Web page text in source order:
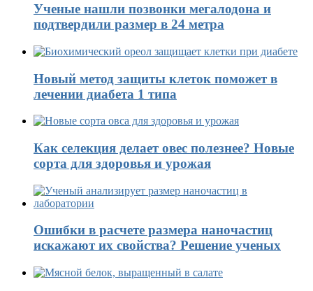
Ученые нашли позвонки мегалодона и
подтвердили размер в 24 метра
Новый метод защиты клеток поможет в
лечении диабета 1 типа
Как селекция делает овес полезнее? Новые
сорта для здоровья и урожая
Ошибки в расчете размера наночастиц
искажают их свойства? Решение ученых